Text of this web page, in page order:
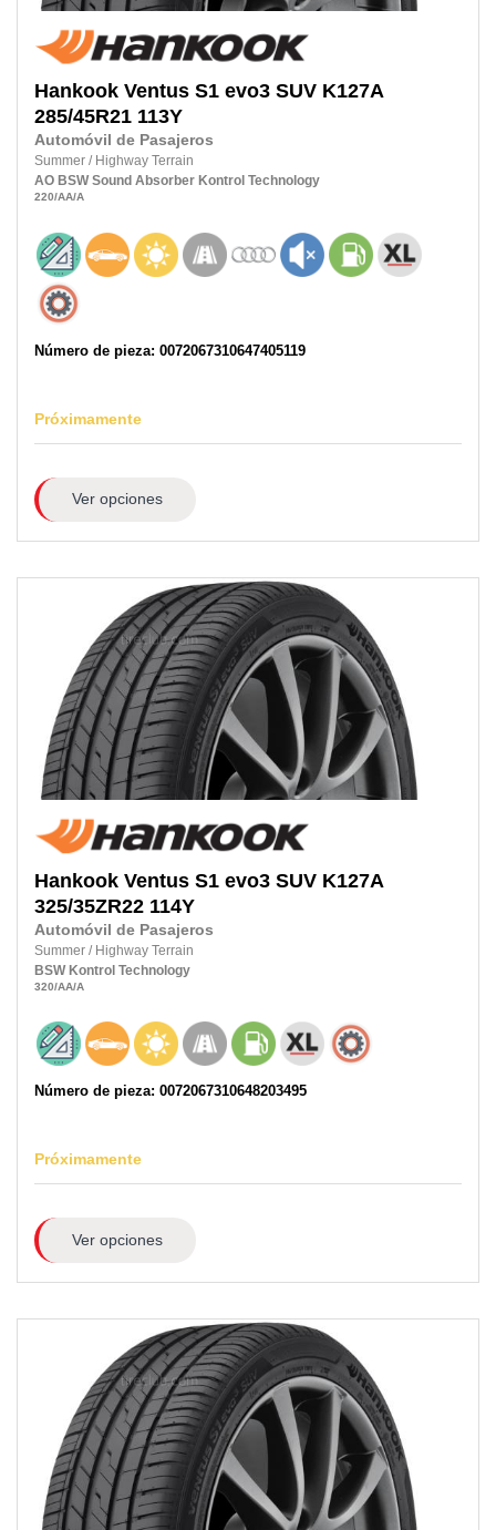
Hankook Ventus S1 evo3 SUV K127A
285/45R21 113Y
Automóvil de Pasajeros
Summer / Highway Terrain
AO BSW Sound Absorber Kontrol Technology
220/AA/A
Número de pieza: 0072067310647405119
Próximamente
Ver opciones
Hankook Ventus S1 evo3 SUV K127A
325/35ZR22 114Y
Automóvil de Pasajeros
Summer / Highway Terrain
BSW Kontrol Technology
320/AA/A
Número de pieza: 0072067310648203495
Próximamente
Ver opciones